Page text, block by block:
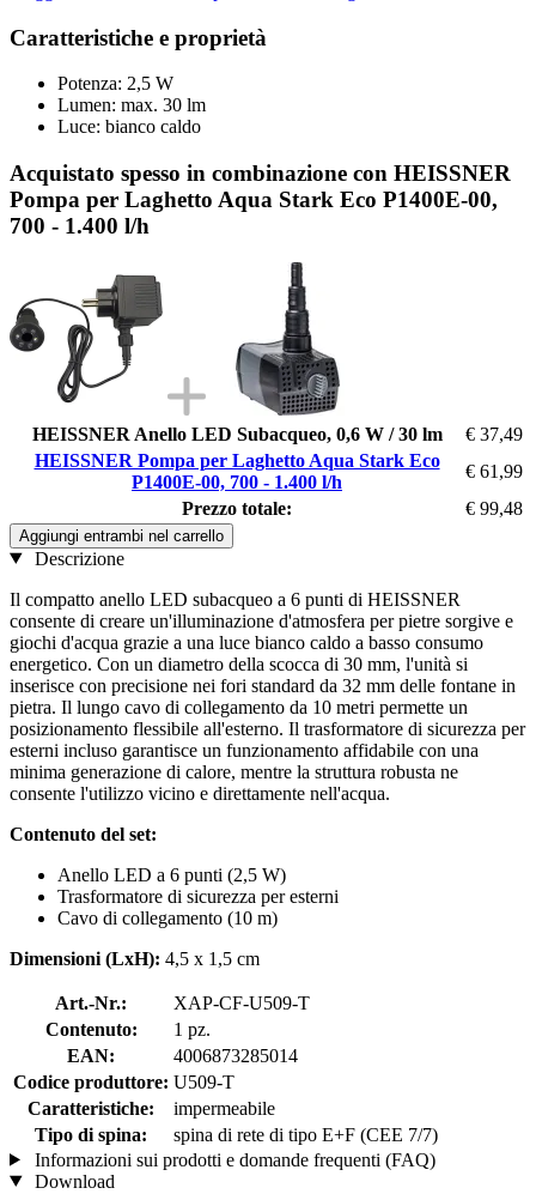
Caratteristiche e proprietà
Potenza: 2,5 W
Lumen: max. 30 lm
Luce: bianco caldo
Acquistato spesso in combinazione con HEISSNER
Pompa per Laghetto Aqua Stark Eco P1400E-00,
700 - 1.400 l/h
HEISSNER Anello LED Subacqueo, 0,6 W / 30 lm
€ 37,49
HEISSNER Pompa per Laghetto Aqua Stark Eco
P1400E-00, 700 - 1.400 l/h
€ 61,99
Prezzo totale:
€ 99,48
Aggiungi entrambi nel carrello
Descrizione
Il compatto anello LED subacqueo a 6 punti di HEISSNER
consente di creare un'illuminazione d'atmosfera per pietre sorgive e
giochi d'acqua grazie a una luce bianco caldo a basso consumo
energetico. Con un diametro della scocca di 30 mm, l'unità si
inserisce con precisione nei fori standard da 32 mm delle fontane in
pietra. Il lungo cavo di collegamento da 10 metri permette un
posizionamento flessibile all'esterno. Il trasformatore di sicurezza per
esterni incluso garantisce un funzionamento affidabile con una
minima generazione di calore, mentre la struttura robusta ne
consente l'utilizzo vicino e direttamente nell'acqua.
Contenuto del set:
Anello LED a 6 punti (2,5 W)
Trasformatore di sicurezza per esterni
Cavo di collegamento (10 m)
Dimensioni (LxH): 4,5 x 1,5 cm
Art.-Nr.:
XAP-CF-U509-T
Contenuto:
1 pz.
EAN:
4006873285014
Codice produttore: U509-T
Caratteristiche:
impermeabile
Tipo di spina:
spina di rete di tipo E+F (CEE 7/7)
Informazioni sui prodotti e domande frequenti (FAQ)
Download